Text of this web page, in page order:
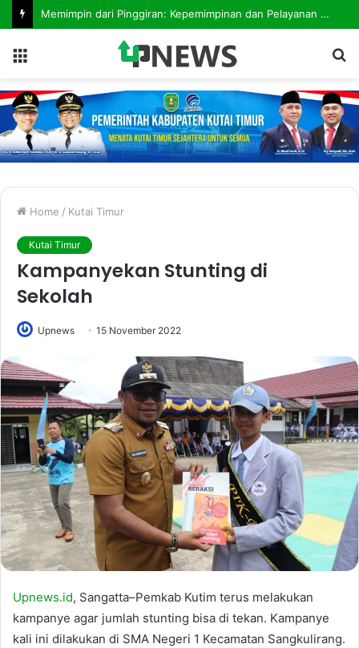
Memimpin dari Pinggiran: Kepemimpinan dan Pelayanan Publik di Daerah 3T
Home / Kutai Timur
Kutai Timur
Kampanyekan Stunting di
Sekolah
Upnews 15 November 2022
Upnews.id, Sangatta–Pemkab Kutim terus melakukan
kampanye agar jumlah stunting bisa di tekan. Kampanye
kali ini dilakukan di SMA Negeri 1 Kecamatan Sangkulirang.